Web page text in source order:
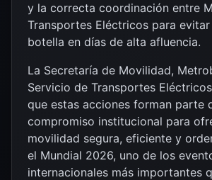
y la correcta coordinación entre
Transportes Eléctricos para
botella en días de alta afluencia.
La Secretaría de Movilidad,
Servicio de Transportes
que estas acciones forman parte
compromiso institucional para
movilidad segura, eficiente y
el Mundial 2026, uno de los
internacionales más importantes